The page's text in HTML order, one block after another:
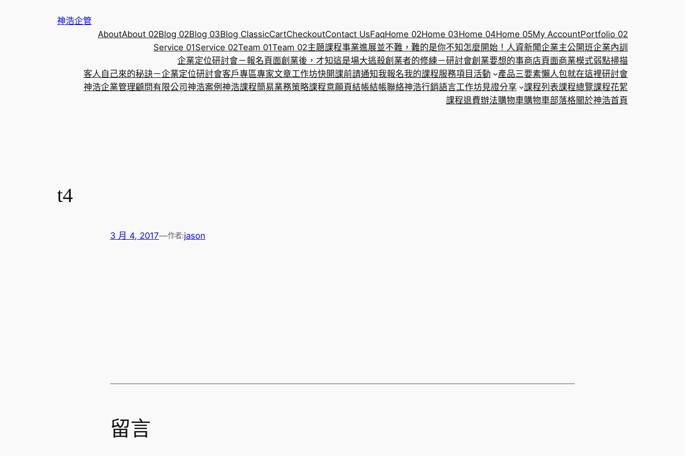
神浩企管
AboutAbout 02Blog 02Blog 03Blog ClassicCartCheckoutContact UsFaqHome 02Home 03Home 04Home 05My AccountPortfolio 02
Service 01Service 02Team 01Team 02主題課程事業進展並不難，難的是你不知怎麼開始！ 人資新聞企業主公開班企業內訓
企業定位研討會－報名頁面創業後，才知這是場大逃殺創業者的修練－研討會創業要想的事商店頁面商業模式弱點掃描
客人自己來的秘訣－企業定位研討會客戶專區專家文章工作坊快開課前請通知我報名我的課程服務項目 活動 產品三要素懶人包就在這裡研討會
神浩企業管理顧問有限公司神浩案例 神浩課程簡易業務策略課程意願頁結帳結帳聯絡神浩行銷語言工作坊見證分享 課程列表課程總覽課程花絮
課程退費辦法購物車購物車部落格關於神浩首頁
t4
3 月 4, 2017—作者:jason
留言